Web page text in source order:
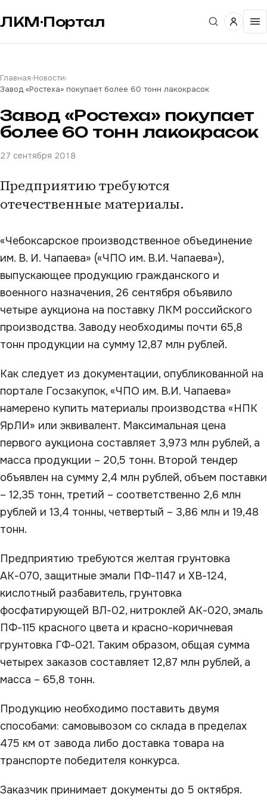
ЛКМ·Портал
Главная›Новости›
Завод «Ростеха» покупает более 60 тонн лакокрасок
Завод «Ростеха» покупает
более 60 тонн лакокрасок
27 сентября 2018
Предприятию требуются
отечественные материалы.
«Чебоксарское производственное объединение
им. В. И. Чапаева» («ЧПО им. В.И. Чапаева»),
выпускающее продукцию гражданского и
военного назначения, 26 сентября объявило
четыре аукциона на поставку ЛКМ российского
производства. Заводу необходимы почти 65,8
тонн продукции на сумму 12,87 млн рублей.
Как следует из документации, опубликованной на
портале Госзакупок, «ЧПО им. В.И. Чапаева»
намерено купить материалы производства «НПК
ЯрЛИ» или эквивалент. Максимальная цена
первого аукциона составляет 3,973 млн рублей, а
масса продукции – 20,5 тонн. Второй тендер
объявлен на сумму 2,4 млн рублей, объем поставки
– 12,35 тонн, третий – соответственно 2,6 млн
рублей и 13,4 тонны, четвертый – 3,86 млн и 19,48
тонн.
Предприятию требуются желтая грунтовка
АК-070, защитные эмали ПФ-1147 и ХВ-124,
кислотный разбавитель, грунтовка
фосфатирующей ВЛ-02, нитроклей АК-020, эмаль
ПФ-115 красного цвета и красно-коричневая
грунтовка ГФ-021. Таким образом, общая сумма
четырех заказов составляет 12,87 млн рублей, а
масса – 65,8 тонн.
Продукцию необходимо поставить двумя
способами: самовывозом со склада в пределах
475 км от завода либо доставка товара на
транспорте победителя конкурса.
Заказчик принимает документы до 5 октября.